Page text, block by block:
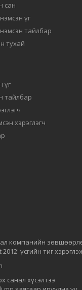
сан
үг
тайлбар
тухай
үг
тайлбар
хэрэглэгч
компанийн
үсгийн тиг
санал хүсэлтээ